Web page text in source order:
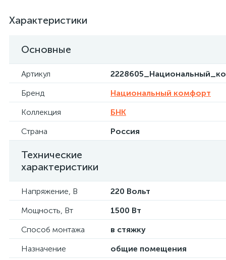
Характеристики
Основные
Артикул
Бренд
Национальный комфорт
Коллекция
БНК
Страна
Россия
Технические
характеристики
Напряжение, В
220 Вольт
Мощность, Вт
1500 Вт
Способ монтажа
в стяжку
Назначение
общие помещения